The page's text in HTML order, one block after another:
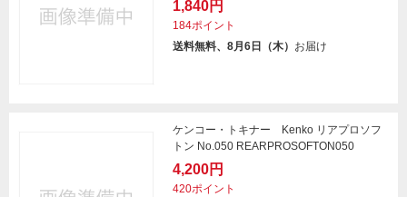
1,840円
184ポイント
送料無料、8月6日（木） お届け
ケンコー・トキナー Kenko リアプロソフ
トン No.050 REARPROSOFTON050
4,200円
420ポイント